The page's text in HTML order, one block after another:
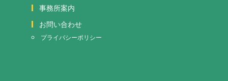
事務所案内
お問い合わせ
プライバシーポリシー